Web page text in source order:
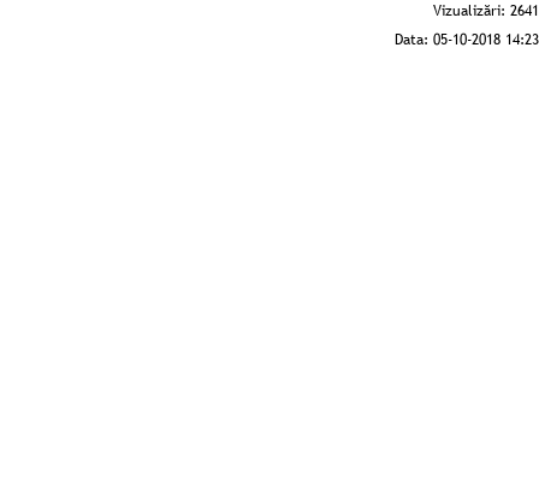
Vizualizări: 2641
Data: 05-10-2018 14:23